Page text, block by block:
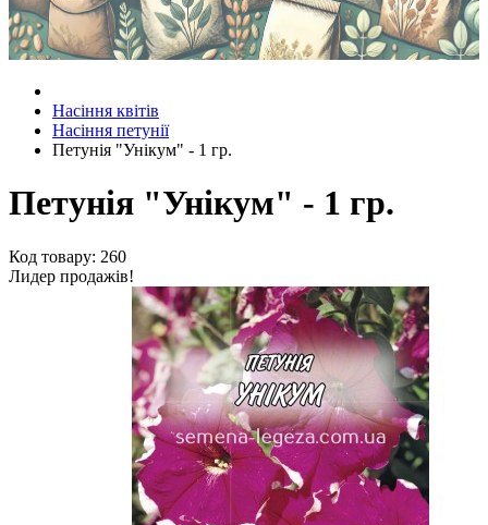
Насіння квітів
Насіння петунії
Петунія "Унікум" - 1 гр.
Петунія "Унікум" - 1 гр.
Код товару: 260
Лидер продажів!